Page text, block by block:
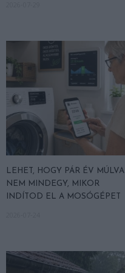
LEHET, HOGY PÁR ÉV MÚLVA
NEM MINDEGY, MIKOR
INDÍTOD EL A MOSÓGÉPET